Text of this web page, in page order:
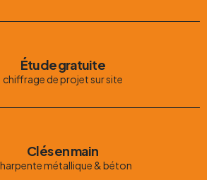
Étude gratuite
chiffrage de projet sur site
Clés en main
métallique & béton